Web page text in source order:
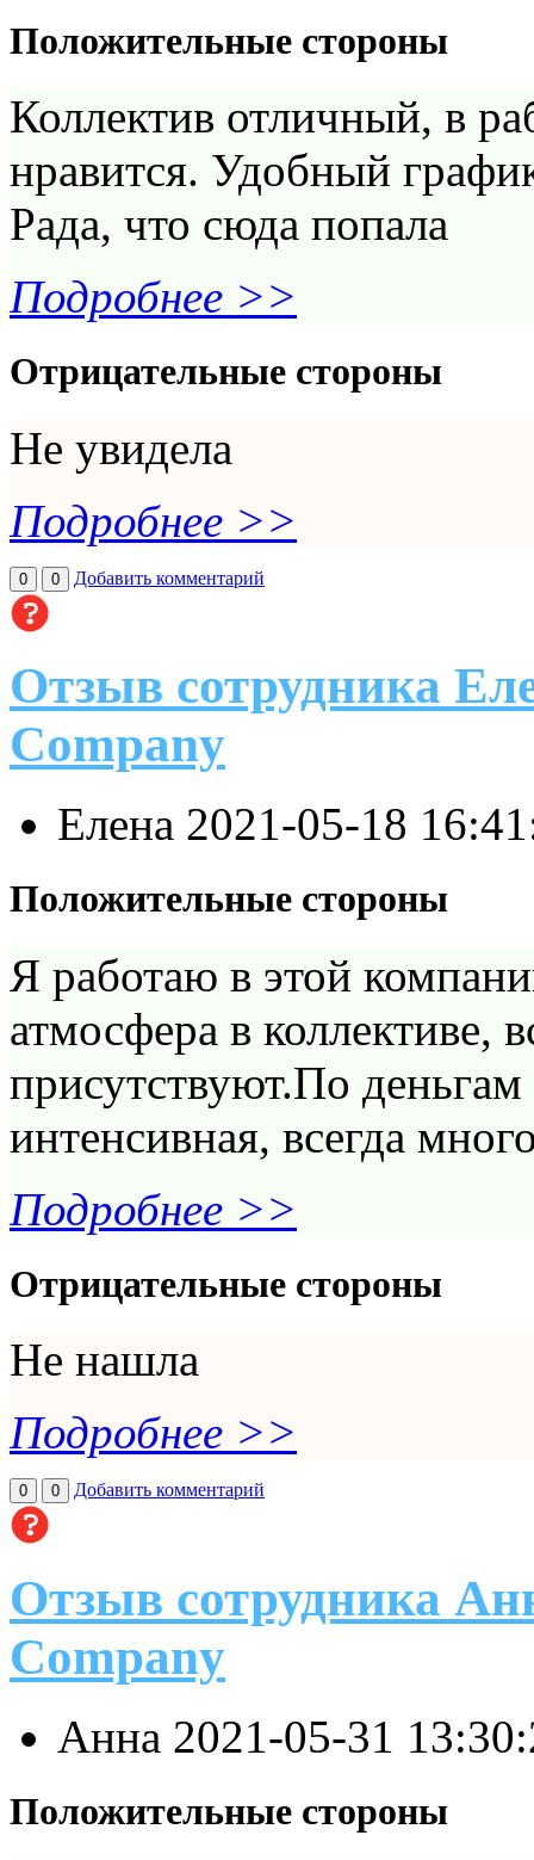
Положительные стороны
Коллектив отличный, в
нравится. Удобный
Рада, что сюда попала
Подробнее >>
Отрицательные стороны
Не увидела
Подробнее >>
0 0 Добавить комментарий
Отзыв сотрудника
Company
Елена 2021-05-18
Положительные стороны
Я работаю в этой
атмосфера в коллективе,
присутствуют.По
интенсивная, всегда
Подробнее >>
Отрицательные стороны
Не нашла
Подробнее >>
0 0 Добавить комментарий
Отзыв сотрудника
Company
Анна 2021-05-31
Положительные стороны